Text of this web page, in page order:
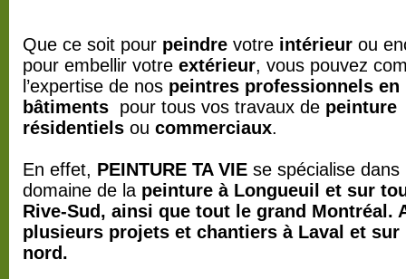
Que ce soit pour peindre votre intérieur ou
pour embellir votre extérieur, vous pouvez
l’expertise de nos peintres professionnels en
bâtiments pour tous vos travaux de peinture
résidentiels ou commerciaux.
En effet, PEINTURE TA VIE se spécialise dans
domaine de la peinture à Longueuil et sur
Rive-Sud, ainsi que tout le grand Montréal.
plusieurs projets et chantiers à Laval et sur
nord.